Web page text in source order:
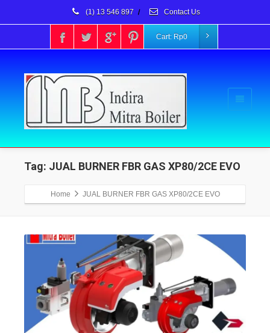
(1) 13 546 897 / Contact Us
Cart: Rp0
Tag: JUAL BURNER FBR GAS XP80/2CE EVO
Home JUAL BURNER FBR GAS XP80/2CE EVO